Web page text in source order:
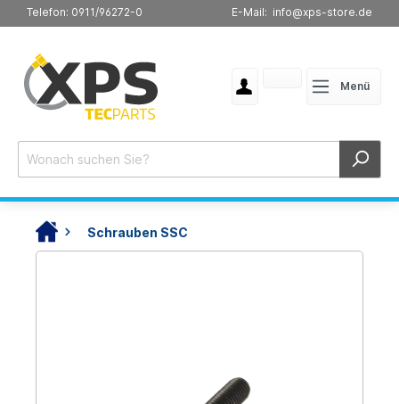
Telefon: 0911/96272-0 E-Mail: info@xps-store.de
Menü
Schrauben SSC